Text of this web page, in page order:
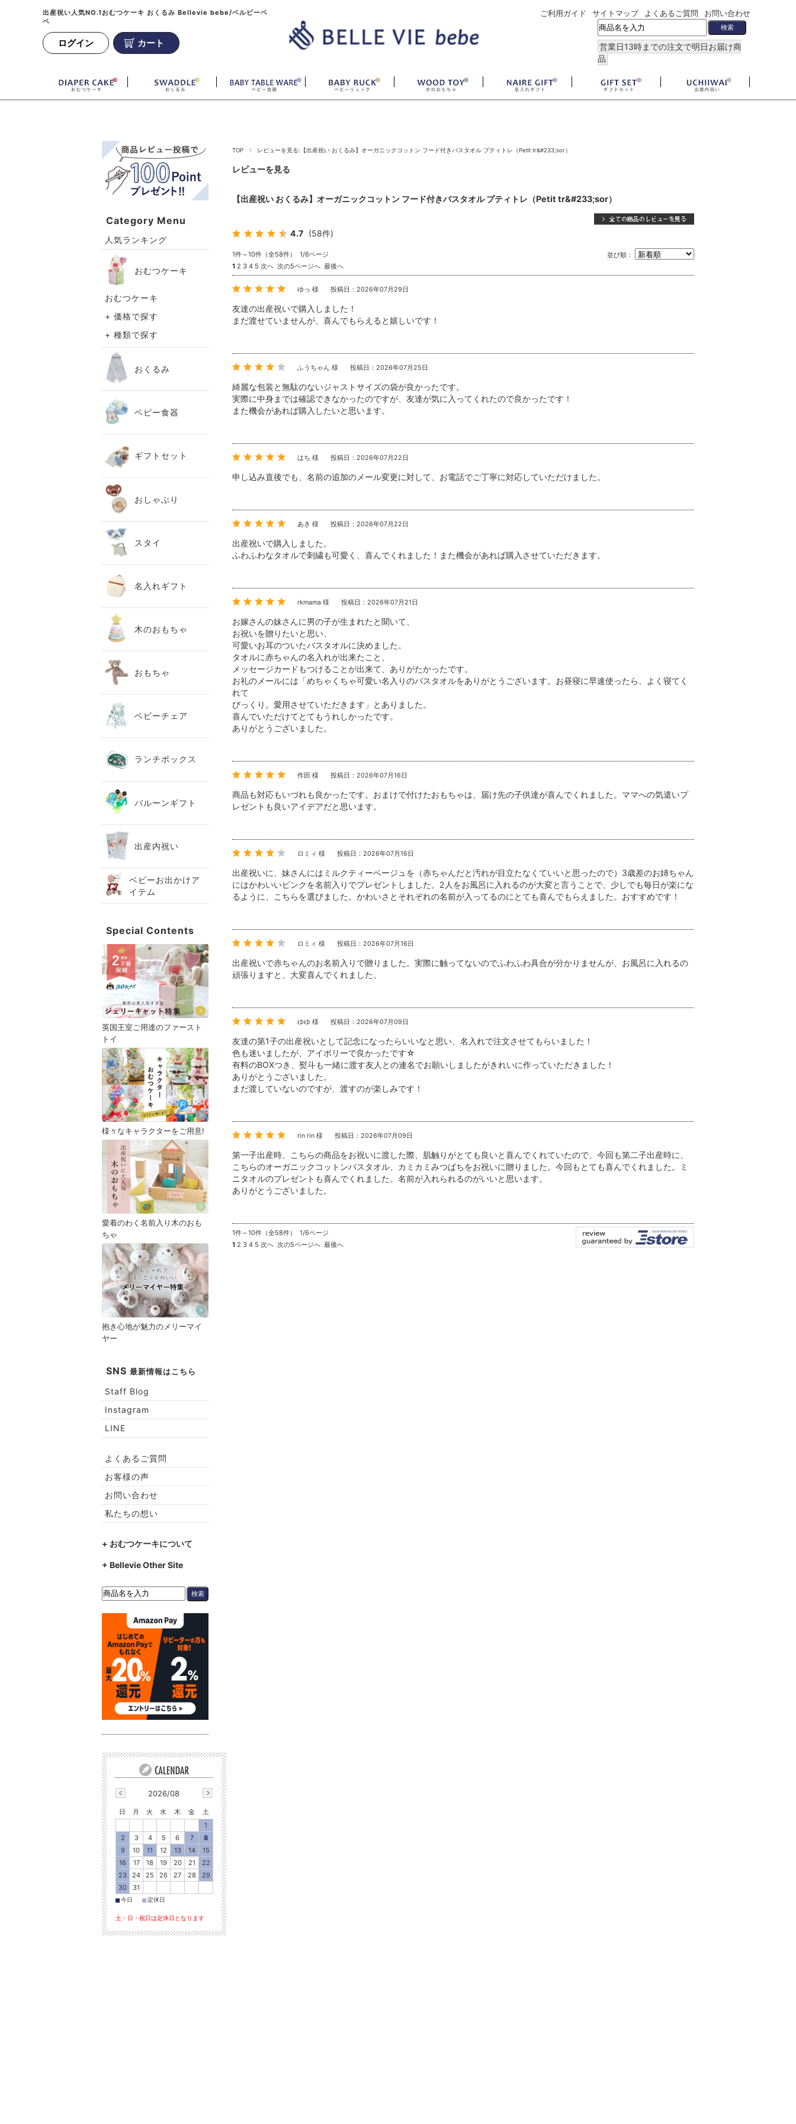
出産祝い人気NO.1おむつケーキ おくるみ Bellevie bebe/ベルビーベ
ベ
ログイン カート
ご利用ガイド サイトマップ よくあるご質問 お問い合わせ
営業日13時までの注文で明日お届け商
品
TOP レビューを見る:【出産祝い おくるみ】オーガニックコットン フード付きバスタオル プティトレ（Petit tr&#233;sor）
レビューを見る
【出産祝い おくるみ】オーガニックコットン フード付きバスタオル プティトレ（Petit tr&#233;sor）
4.7 (58件)
1件～10件（全58件） 1/6ページ
1 2 3 4 5 次へ 次の5ページへ 最後へ
並び順：
ゆっ 様 投稿日：2026年07月29日
友達の出産祝いで購入しました！
まだ渡せていませんが、喜んでもらえると嬉しいです！
ふうちゃん 様 投稿日：2026年07月25日
綺麗な包装と無駄のないジャストサイズの袋が良かったです。
実際に中身までは確認できなかったのですが、友達が気に入ってくれたので良かったです！
また機会があれば購入したいと思います。
はち 様 投稿日：2026年07月22日
申し込み直後でも、名前の追加のメール変更に対して、お電話でご丁寧に対応していただけました。
あき 様 投稿日：2026年07月22日
出産祝いで購入しました。
ふわふわなタオルで刺繍も可愛く、喜んでくれました！また機会があれば購入させていただきます。
rkmama 様 投稿日：2026年07月21日
お嫁さんの妹さんに男の子が生まれたと聞いて、
お祝いを贈りたいと思い、
可愛いお耳のついたバスタオルに決めました。
タオルに赤ちゃんの名入れが出来たこと、
メッセージカードもつけることが出来て、ありがたかったです。
お礼のメールには「めちゃくちゃ可愛い名入りのバスタオルをありがとうございます。お昼寝に早速使ったら、よく寝てく
れて
びっくり。愛用させていただきます」とありました。
喜んでいただけてとてもうれしかったです。
ありがとうございました。
作田 様 投稿日：2026年07月16日
商品も対応もいづれも良かったです。おまけで付けたおもちゃは、届け先の子供達が喜んでくれました。ママへの気遣いプ
レゼントも良いアイデアだと思います。
ロミィ 様 投稿日：2026年07月16日
出産祝いに、妹さんにはミルクティーベージュを（赤ちゃんだと汚れが目立たなくていいと思ったので）3歳差のお姉ちゃん
にはかわいいピンクを名前入りでプレゼントしました。2人をお風呂に入れるのが大変と言うことで、少しでも毎日が楽にな
るように、こちらを選びました。かわいさとそれぞれの名前が入ってるのにとても喜んでもらえました。おすすめです！
ロミィ 様 投稿日：2026年07月16日
出産祝いで赤ちゃんのお名前入りで贈りました。実際に触ってないのでふわふわ具合が分かりませんが、お風呂に入れるの
頑張りますと、大変喜んでくれました。
ゆゆ 様 投稿日：2026年07月09日
友達の第1子の出産祝いとして記念になったらいいなと思い、名入れで注文させてもらいました！
色も迷いましたが、アイボリーで良かったです☆
有料のBOXつき、熨斗も一緒に渡す友人との連名でお願いしましたがきれいに作っていただきました！
ありがとうございました。
まだ渡していないのですが、渡すのが楽しみです！
rin rin 様 投稿日：2026年07月09日
第一子出産時、こちらの商品をお祝いに渡した際、肌触りがとても良いと喜んでくれていたので、今回も第二子出産時に、
こちらのオーガニックコットンバスタオル、カミカミみつばちをお祝いに贈りました。今回もとても喜んでくれました。ミ
ニタオルのプレゼントも喜んでくれました。名前が入れられるのがいいと思います。
ありがとうございました。
1件～10件（全58件） 1/6ページ
1 2 3 4 5 次へ 次の5ページへ 最後へ
Category Menu
人気ランキング
おむつケーキ
おむつケーキ
+ 価格で探す
+ 種類で探す
おくるみ
ベビー食器
ギフトセット
おしゃぶり
スタイ
名入れギフト
木のおもちゃ
おもちゃ
ベビーチェア
ランチボックス
バルーンギフト
出産内祝い
ベビーお出かけア
イテム
Special Contents
英国王室ご用達のファースト
トイ
様々なキャラクターをご用意!
愛着のわく名前入り木のおも
ちゃ
抱き心地が魅力のメリーマイ
ヤー
SNS 最新情報はこちら
Staff Blog
Instagram
LINE
よくあるご質問
お客様の声
お問い合わせ
私たちの想い
+ おむつケーキについて
+ Bellevie Other Site
2026/08
日 月 火 水 木 金
土
1
2
3 4 5 6 7
8
9
10 11 12 13 14
15
16
17 18 19 20 21
22
23
24 25 26 27 28
29
30
31
■今日 ■定休日
土・日・祝日は定休日となります